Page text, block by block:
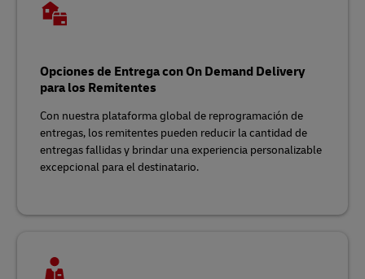
Opciones de Entrega con On Demand Delivery
para los Remitentes
Con nuestra plataforma global de reprogramación de
entregas, los remitentes pueden reducir la cantidad de
entregas fallidas y brindar una experiencia personalizable
excepcional para el destinatario.